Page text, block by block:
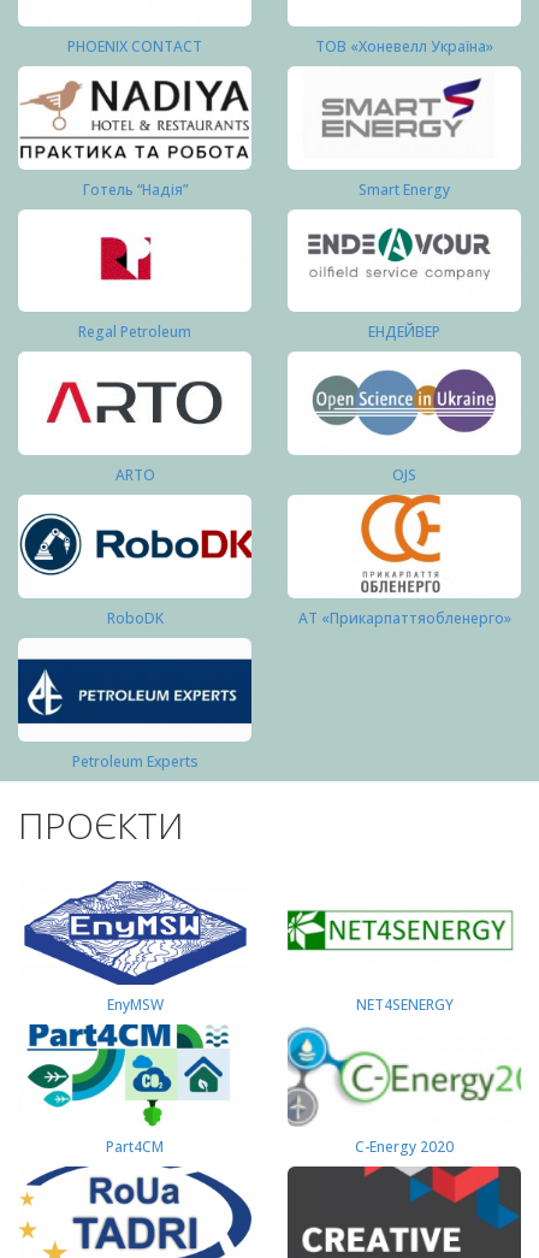
PHOENIX CONTACT ТОВ «Хоневелл Україна»
Готель “Надія” Smart Energy
Regal Petroleum ЕНДЕЙВЕР
ARTO OJS
RoboDK АТ «Прикарпаттяобленерго»
Petroleum Experts
ПРОЄКТИ
EnyMSW NET4SENERGY
Part4СМ C-Energy 2020